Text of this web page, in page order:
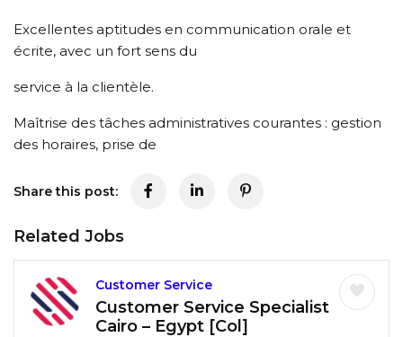
Excellentes aptitudes en communication orale et
écrite, avec un fort sens du
service à la clientèle.
Maîtrise des tâches administratives courantes : gestion
des horaires, prise de
Share this post:
Related Jobs
Customer Service
Customer Service Specialist
Cairo – Egypt [Col]